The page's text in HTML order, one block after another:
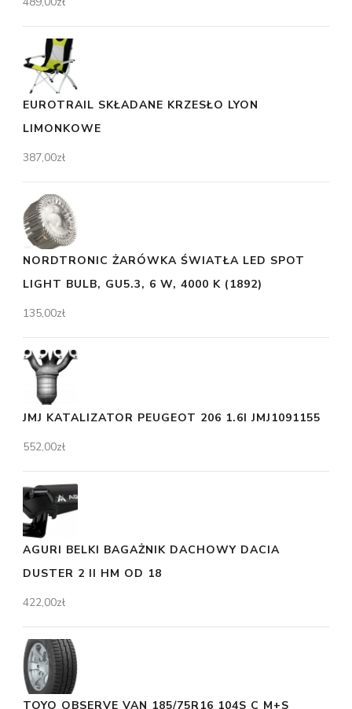
EUROTRAIL SKŁADANE KRZESŁO LYON
LIMONKOWE
387,00zł
NORDTRONIC ŻARÓWKA ŚWIATŁA LED SPOT
LIGHT BULB, GU5.3, 6 W, 4000 K (1892)
135,00zł
JMJ KATALIZATOR PEUGEOT 206 1.6I JMJ1091155
552,00zł
AGURI BELKI BAGAŻNIK DACHOWY DACIA
DUSTER 2 II HM OD 18
422,00zł
TOYO OBSERVE VAN 185/75R16 104S C M+S